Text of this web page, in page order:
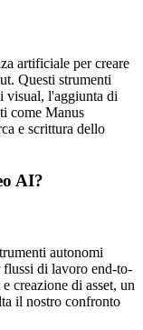
artificiale per creare
Questi strumenti
visual, l'aggiunta di
come Manus
e scrittura dello
AI?
autonomi
flussi di lavoro end-to-
creazione di asset, un
il nostro confronto